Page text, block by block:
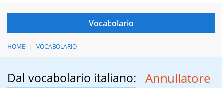
HOME VOCABOLARIO
Dal vocabolario italiano: Annullatore